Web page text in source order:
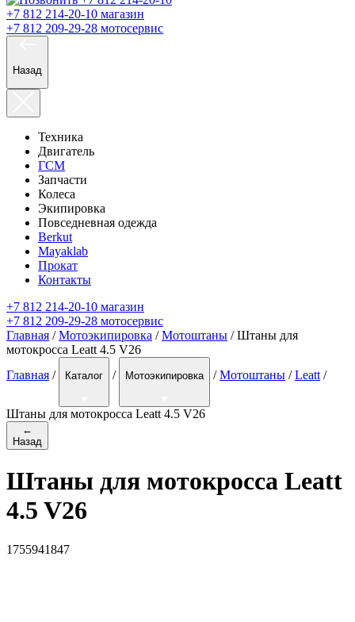
+7 812 214-20-10 магазин
+7 812 209-29-28 мотосервис
Назад
Техника
Двигатель
ГСМ
Запчасти
Колеса
Экипировка
Повседневная одежда
Berkut
Mayaklab
Прокат
Контакты
+7 812 214-20-10 магазин
+7 812 209-29-28 мотосервис
Главная /Мотоэкипировка /Мотоштаны / Штаны для
мотокросса Leatt 4.5 V26
Главная / Каталог / Мотоэкипировка / Мотоштаны / Leatt /
Штаны для мотокросса Leatt 4.5 V26
←
Назад
Штаны для мотокросса Leatt
4.5 V26
1755941847